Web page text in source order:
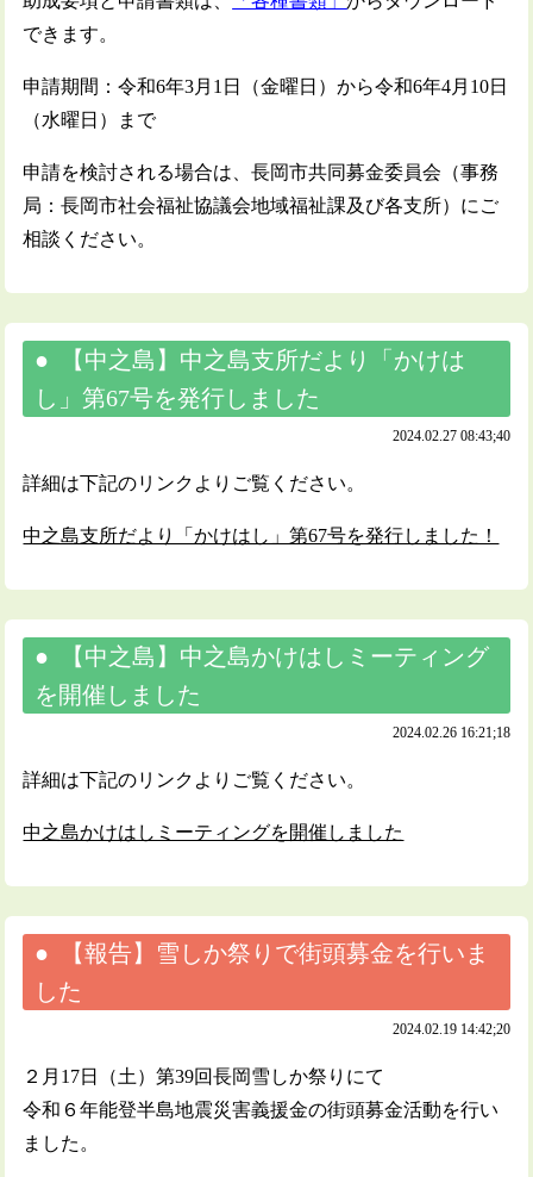
できます。
申請期間：令和6年3月1日（金曜日）から令和6年4月10日
（水曜日）まで
申請を検討される場合は、長岡市共同募金委員会（事務
局：長岡市社会福祉協議会地域福祉課及び各支所）にご
相談ください。
【中之島】中之島支所だより「かけは
し」第67号を発行しました
2024.02.27 08:43;40
詳細は下記のリンクよりご覧ください。
中之島支所だより「かけはし」第67号を発行しました！
【中之島】中之島かけはしミーティング
を開催しました
2024.02.26 16:21;18
詳細は下記のリンクよりご覧ください。
中之島かけはしミーティングを開催しました
【報告】雪しか祭りで街頭募金を行いま
した
2024.02.19 14:42;20
２月17日（土）第39回長岡雪しか祭りにて
令和６年能登半島地震災害義援金の街頭募金活動を行い
ました。